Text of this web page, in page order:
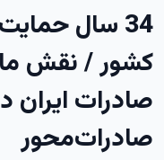
34 سال
کشور / نقش
صادرات
صادرات‌محور